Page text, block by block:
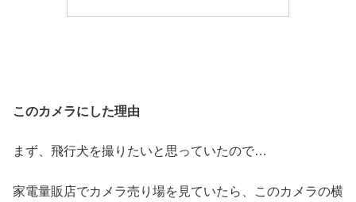
このカメラにした理由
まず、飛行犬を撮りたいと思っていたので…
家電量販店でカメラ売り場を見ていたら、このカメラの横